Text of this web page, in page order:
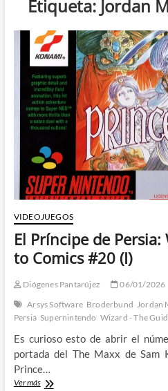
Etiqueta: Jordan
VIDEOJUEGOS
El Príncipe de
to Comics #20 (I)
Diógenes Pantarújez 06/01/2026
Arsys Software Broderbund Jordan
Persia Supernintendo Wizard - The
Es curioso esto de abrir el
portada del The Maxx de Sam
Prince…
Ver másEl